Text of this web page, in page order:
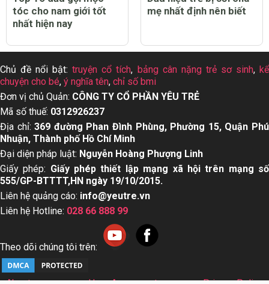
tóc cho nam giới tốt
nhất hiện nay
mẹ nhất định nên biết
Chủ đề nổi bật:truyện cổ tích, bảng cân nặng trẻ sơ sinh,kể
chuyện cho bé, ý nghĩa tên, chỉ số bmi
Đơn vị chủ Quản: CÔNG TY CỔ PHẦN YÊU TRẺ
Mã số thuế: 0312926237
Địa chỉ:369 đường Phan Đình Phùng, Phường 15, Quận Phú
Nhuận, Thành phố Hồ Chí Minh
Đại diện pháp luật: Nguyễn Hoàng Phượng Linh
Giấy phép: Giấy phép thiết lập mạng xã hội trên mạng số
555/GP-BTTTT,HN ngày 19/10/2015.
Liên hệ quảng cáo: info@yeutre.vn
Liên hệ Hotline: 028 66 888 99
Theo dõi chúng tôi trên: